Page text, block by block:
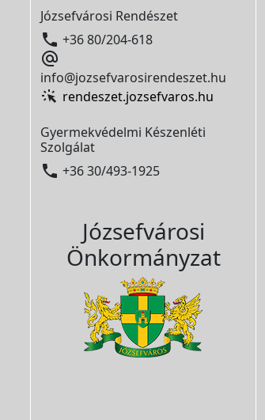
Józsefvárosi Rendészet
 +36 80/204-618

info@jozsefvarosirendeszet.hu
rendeszet.jozsefvaros.hu
Gyermekvédelmi Készenléti
Szolgálat
 +36 30/493-1925
Józsefvárosi
Önkormányzat